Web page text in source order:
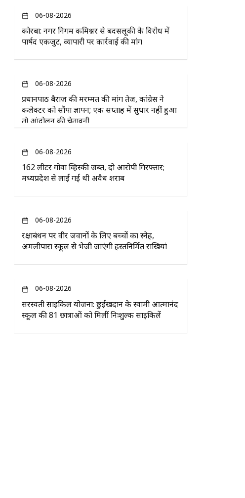
06-08-2026
कोरबा: नगर निगम कमिश्नर से बदसलूकी के विरोध में
पार्षद एकजुट, व्यापारी पर कार्रवाई की मांग
06-08-2026
प्रधानपाठ बैराज की मरम्मत की मांग तेज, कांग्रेस ने
कलेक्टर को सौंपा ज्ञापन; एक सप्ताह में सुधार नहीं हुआ
तो आंदोलन की चेतावनी
06-08-2026
162 लीटर गोवा व्हिस्की जब्त, दो आरोपी गिरफ्तार;
मध्यप्रदेश से लाई गई थी अवैध शराब
06-08-2026
रक्षाबंधन पर वीर जवानों के लिए बच्चों का स्नेह,
अमलीपारा स्कूल से भेजी जाएंगी हस्तनिर्मित राखियां
06-08-2026
सरस्वती साइकिल योजना: छुईखदान के स्वामी आत्मानंद
स्कूल की 81 छात्राओं को मिलीं निःशुल्क साइकिलें